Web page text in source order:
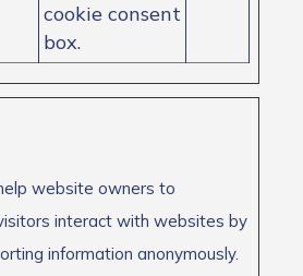
cookie consent
box.
website owners to
interact with websites by
information anonymously.